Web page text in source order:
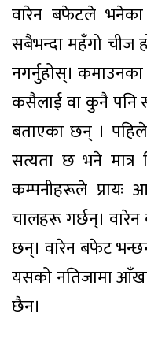
वारेन बफेटले भनेका
सबैभन्दा महँगो चीज
नगर्नुहोस्।
कसैलाई वा कुनै पनि
बताएका छन् ।
सत्यता छ भने मात्र
कम्पनीहरूले प्रायः
चालहरू गर्छन्।
छन्। वारेन बफेट
यसको नतिजामा
छैन।